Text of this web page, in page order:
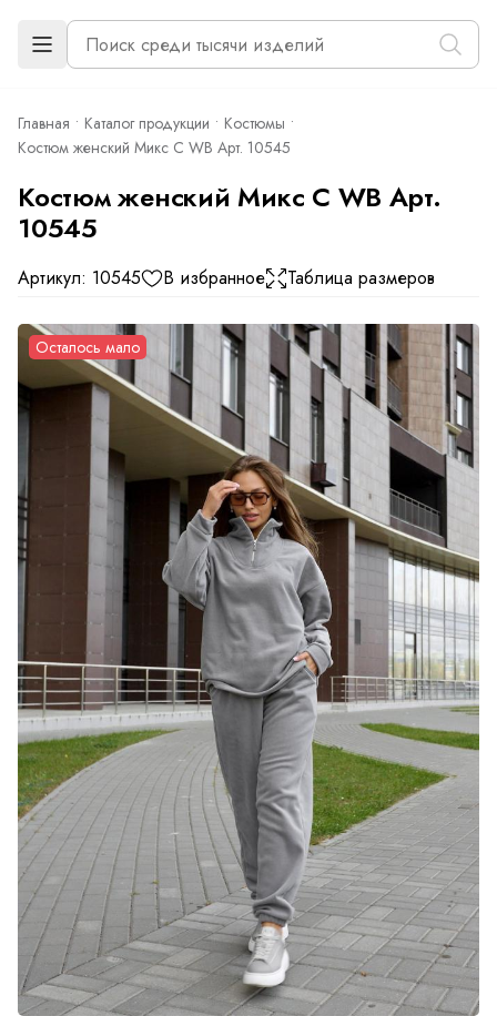
Главная Каталог продукции
Костюмы
Костюм женский Микс С WB Арт. 10545
Костюм женский Микс С WB Арт.
10545
Артикул: 10545 В избранное Таблица размеров
Осталось мало